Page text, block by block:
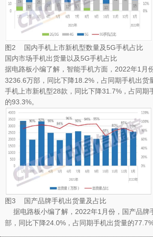
图2 国内手机上市新机型数量及5G手机占比
国内市场手机出货量以及5G手机占比
据电路板小编了解，智能手机方面，2022年1月
3236.6万部，同比下降18.2%，占同期手机出
手机上市新机型28款，同比下降31.7%，占同期
的93.3%。
图3 国产品牌手机出货量及占比
据电路板小编了解，2022年1月份，国产品牌
部，同比下降24.0%，占同期手机出货量的